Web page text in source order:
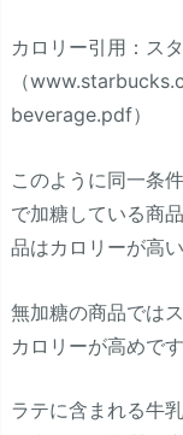
カロリー引用：ス
（
beverage.pdf）
このように同一条
で加糖している商
品はカロリーが高
無加糖の商品では
カロリーが高めです
ラテに含まれる牛